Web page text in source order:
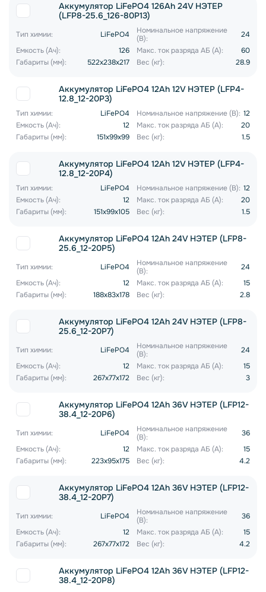
Аккумулятор LiFePO4 126Ah 24V НЭТЕР
(LFP8-25.6_126-80P13)
Тип химии: LiFePO4
Номинальное напряжение
(В):
24
Емкость (Ач):
126 Макс. ток разряда АБ (А):
60
Габариты (мм):
522x238x217 Вес (кг): 28.9
Аккумулятор LiFePO4 12Ah 12V НЭТЕР (LFP4-
12.8_12-20P3)
Тип химии: LiFePO4 Номинальное напряжение (В): 12
Емкость (Ач):
12 Макс. ток разряда АБ (А):
20
Габариты (мм):
151x99x99 Вес (кг): 1.5
Аккумулятор LiFePO4 12Ah 12V НЭТЕР (LFP4-
12.8_12-20P4)
Тип химии: LiFePO4 Номинальное напряжение (В): 12
Емкость (Ач):
12 Макс. ток разряда АБ (А):
20
Габариты (мм):
151x99x105 Вес (кг): 1.5
Аккумулятор LiFePO4 12Ah 24V НЭТЕР (LFP8-
25.6_12-20P5)
Тип химии: LiFePO4
Номинальное напряжение
(В):
24
Емкость (Ач):
12 Макс. ток разряда АБ (А):
15
Габариты (мм):
188x83x178 Вес (кг): 2.8
Аккумулятор LiFePO4 12Ah 24V НЭТЕР (LFP8-
25.6_12-20P7)
Тип химии: LiFePO4
Номинальное напряжение
(В):
24
Емкость (Ач):
12 Макс. ток разряда АБ (А):
15
Габариты (мм):
267x77x172 Вес (кг): 3
Аккумулятор LiFePO4 12Ah 36V НЭТЕР (LFP12-
38.4_12-20P6)
Тип химии: LiFePO4
Номинальное напряжение
(В):
36
Емкость (Ач):
12 Макс. ток разряда АБ (А):
15
Габариты (мм):
223x95x175 Вес (кг): 4.2
Аккумулятор LiFePO4 12Ah 36V НЭТЕР (LFP12-
38.4_12-20P7)
Тип химии: LiFePO4
Номинальное напряжение
(В):
36
Емкость (Ач):
12 Макс. ток разряда АБ (А):
15
Габариты (мм):
267x77x172 Вес (кг): 4.2
Аккумулятор LiFePO4 12Ah 36V НЭТЕР (LFP12-
38.4_12-20P8)